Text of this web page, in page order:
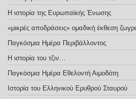
Η ιστορία της Ευρωπαϊκής Ένωσης
«μικρές αποδράσεις» ομαδική έκθεση
Παγκόσμια Ημέρα Περιβάλλοντος
Η ιστορία του τζιν…
Παγκόσμια Ημέρα Εθελοντή Αιμοδότη
Ιστορία του Ελληνικού Ερυθρού Σταυρού